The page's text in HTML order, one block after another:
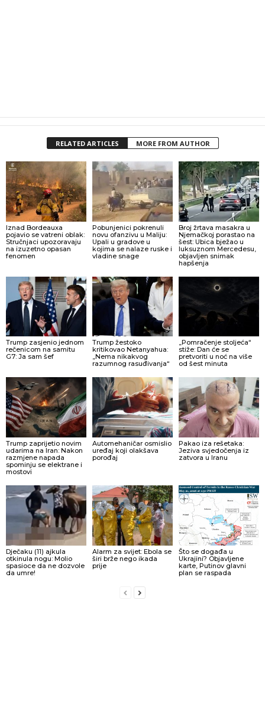
RELATED ARTICLES MORE FROM AUTHOR
Iznad Bordeauxa
pojavio se vatreni oblak:
Stručnjaci upozoravaju
na izuzetno opasan
fenomen
Pobunjenici pokrenuli
novu ofanzivu u Maliju:
Upali u gradove u
kojima se nalaze ruske i
vladine snage
Broj žrtava masakra u
Njemačkoj porastao na
šest: Ubica bježao u
luksuznom Mercedesu,
objavljen snimak
hapšenja
Trump zasjenio jednom
rečenicom na samitu
G7: Ja sam šef
Trump žestoko
kritikovao Netanyahua:
„Nema nikakvog
razumnog rasuđivanja“
„Pomračenje stoljeća“
stiže: Dan će se
pretvoriti u noć na više
od šest minuta
Trump zaprijetio novim
udarima na Iran: Nakon
razmjene napada
spominju se elektrane i
mostovi
Automehaničar osmislio
uređaj koji olakšava
porođaj
Pakao iza rešetaka:
Jeziva svjedočenja iz
zatvora u Iranu
Dječaku (11) ajkula
otkinula nogu: Molio
spasioce da ne dozvole
da umre!
Alarm za svijet: Ebola se
širi brže nego ikada
prije
Što se događa u
Ukrajini? Objavljene
karte, Putinov glavni
plan se raspada